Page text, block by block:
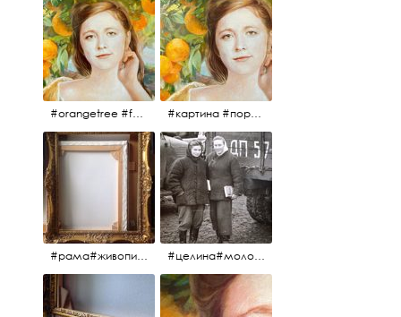
#orangetree #fertility #abundance #portrait #painting #живопись #портрет #картина #девушка #улыбка #aplgallery #картина #портрет #живопись #апельсиновоедерево # девушка #улыбка #изобилие #плодородие #painting #portrait #abundance #fertility #orangetree #aplgallery
#рама#живопись#антиквариат#спб#aplgallery #целина#молодёжьнацелине#комсомолки#50тыегода #50тые#СССР